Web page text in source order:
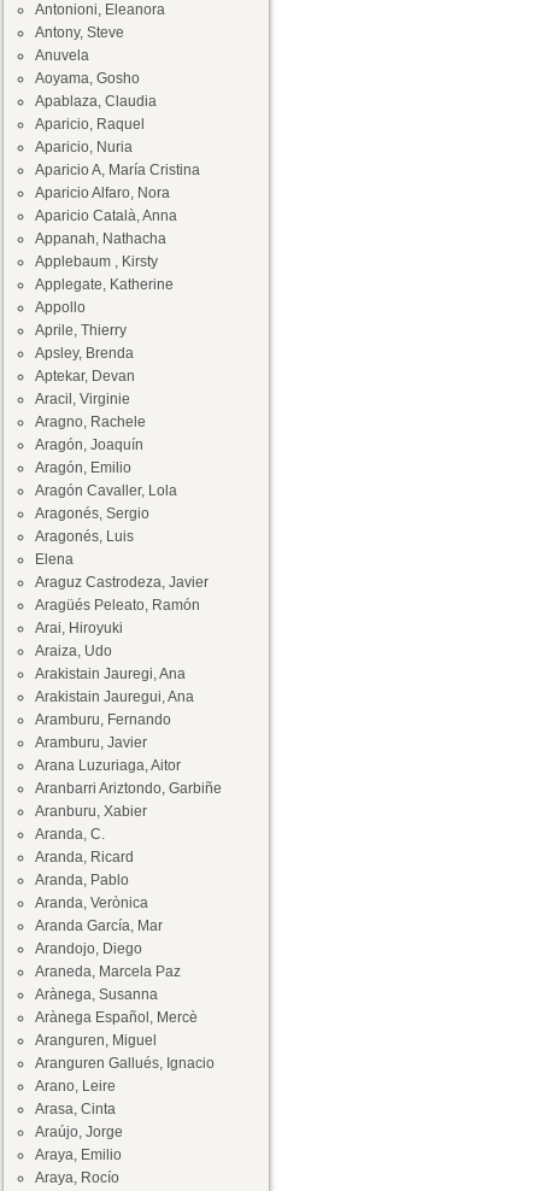
Antonioni, Eleanora
Antony, Steve
Anuvela
Aoyama, Gosho
Apablaza, Claudia
Aparicio, Raquel
Aparicio, Nuria
Aparicio A, María Cristina
Aparicio Alfaro, Nora
Aparicio Català, Anna
Appanah, Nathacha
Applebaum , Kirsty
Applegate, Katherine
Appollo
Aprile, Thierry
Apsley, Brenda
Aptekar, Devan
Aracil, Virginie
Aragno, Rachele
Aragón, Joaquín
Aragón, Emilio
Aragón Cavaller, Lola
Aragonés, Sergio
Aragonés, Luis
Elena
Araguz Castrodeza, Javier
Aragüés Peleato, Ramón
Arai, Hiroyuki
Araiza, Udo
Arakistain Jauregi, Ana
Arakistain Jauregui, Ana
Aramburu, Fernando
Aramburu, Javier
Arana Luzuriaga, Aitor
Aranbarri Ariztondo, Garbiñe
Aranburu, Xabier
Aranda, C.
Aranda, Ricard
Aranda, Pablo
Aranda, Verònica
Aranda García, Mar
Arandojo, Diego
Araneda, Marcela Paz
Arànega, Susanna
Arànega Español, Mercè
Aranguren, Miguel
Aranguren Gallués, Ignacio
Arano, Leire
Arasa, Cinta
Araújo, Jorge
Araya, Emilio
Araya, Rocío